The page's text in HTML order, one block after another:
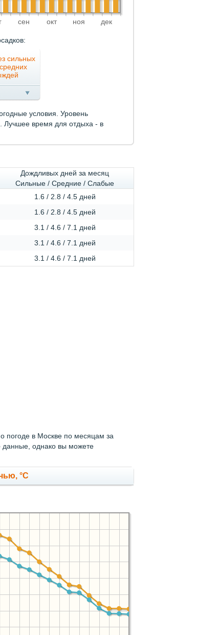
сен окт ноя дек
сильных
условия. Уровень
Лучшее время для отдыха - в
Дождливых дней за месяц
Сильные / Средние / Слабые
1.6 / 2.8 / 4.5 дней
1.6 / 2.8 / 4.5 дней
3.1 / 4.6 / 7.1 дней
3.1 / 4.6 / 7.1 дней
3.1 / 4.6 / 7.1 дней
погоде в Москве по месяцам за
данные, однако вы можете
°C